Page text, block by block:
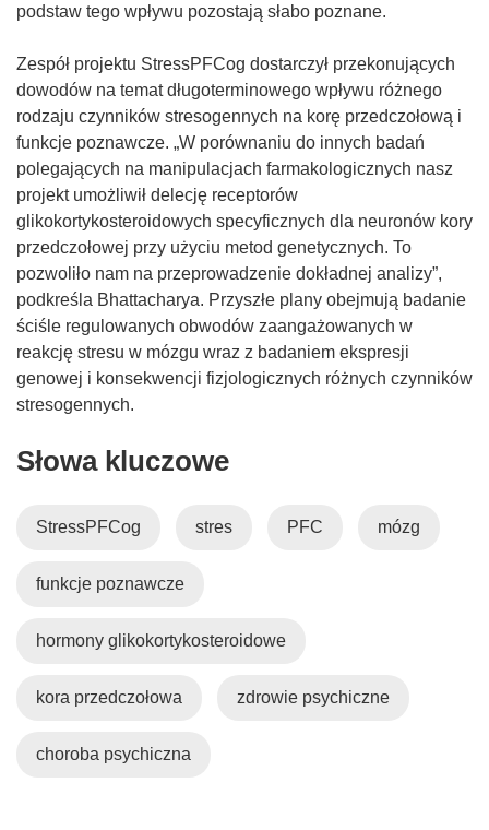
podstaw tego wpływu pozostają słabo poznane.
Zespół projektu StressPFCog dostarczył przekonujących
dowodów na temat długoterminowego wpływu różnego
rodzaju czynników stresogennych na korę przedczołową i
funkcje poznawcze. „W porównaniu do innych badań
polegających na manipulacjach farmakologicznych nasz
projekt umożliwił delecję receptorów
glikokortykosteroidowych specyficznych dla neuronów kory
przedczołowej przy użyciu metod genetycznych. To
pozwoliło nam na przeprowadzenie dokładnej analizy”,
podkreśla Bhattacharya. Przyszłe plany obejmują badanie
ściśle regulowanych obwodów zaangażowanych w
reakcję stresu w mózgu wraz z badaniem ekspresji
genowej i konsekwencji fizjologicznych różnych czynników
stresogennych.
Słowa kluczowe
StressPFCog stres PFC mózg
funkcje poznawcze
hormony glikokortykosteroidowe
kora przedczołowa zdrowie psychiczne
choroba psychiczna